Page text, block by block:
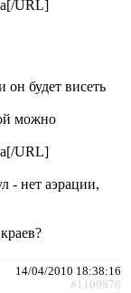
[/URL]
он будет висеть
можно
[/URL]
- нет аэрации,
14/04/2010 18:38:16
#1109876